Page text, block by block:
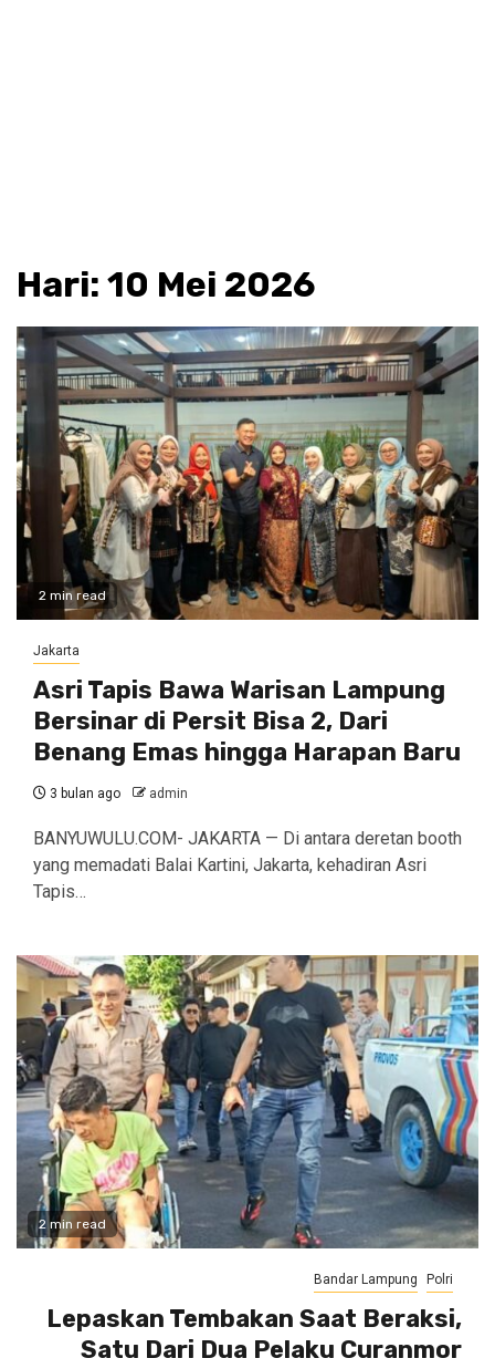
Hari: 10 Mei 2026
2 min read
Jakarta
Asri Tapis Bawa Warisan Lampung
Bersinar di Persit Bisa 2, Dari
Benang Emas hingga Harapan Baru
3 bulan ago admin
BANYUWULU.COM- JAKARTA — Di antara deretan booth
yang memadati Balai Kartini, Jakarta, kehadiran Asri
Tapis…
2 min read
Bandar Lampung Polri
Lepaskan Tembakan Saat Beraksi,
Satu Dari Dua Pelaku Curanmor